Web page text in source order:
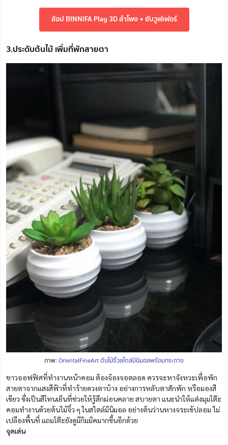
ช้อป BINNIFA Play 3D ลำโพง + ซับวูฟเฟอร์
3.ประดับต้นไม้ เพิ่มที่พักสายตา
ภาพ:OrientalFineArt ต้นไม้จิ๋วสไตล์มินิมอลพร้อมกระถาง
ชาวออฟฟิศที่ทำงานหน้าคอม ต้องจ้องจอตลอด ควรจะหาจังหวะเพื่อพัก
สายตาจากแสงสีฟ้าที่ทำร้ายดวงตาบ้าง อย่างการหลับตาสักพัก หรือมองสี
เขียว ซึ่งเป็นสีโทนเย็นที่ช่วยให้รู้สึกผ่อนคลาย สบายตา แนะนำให้แต่งมุมโต๊ะ
คอมทำงานด้วยต้นไม้จิ๋ว ๆ ในสไตล์มินิมอล อย่างต้นว่านหางจระเข้ปลอม ไม่
เปลืองพื้นที่ แถมโต๊ะยังดูมีกิมมิคมากขึ้นอีกด้วย
จุดเด่น